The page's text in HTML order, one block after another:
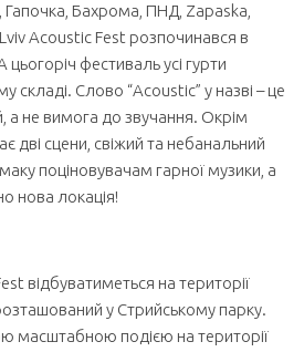
Бахрома, ПНД, Zapaska,
Acoustic Fest розпочинався в
фестиваль усі гурти
складі. Слово “Acoustic” у назві – це
а не вимога до звучання. Окрім
дві сцени, свіжий та небанальний
поціновувачам гарної музики, а
нова локація!
відбуватиметься на території
у Стрийському парку.
масштабною подією на території